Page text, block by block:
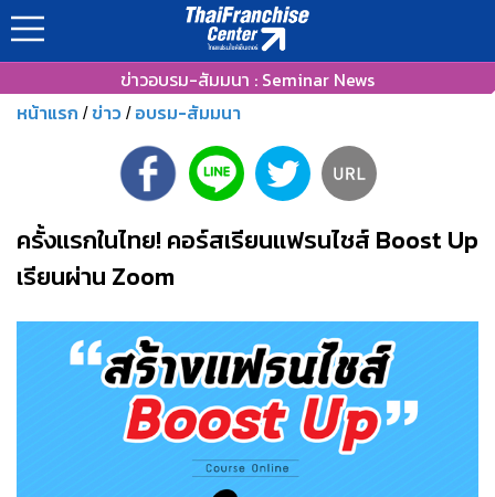
ข่าวอบรม-สัมมนา : Seminar News
หน้าแรก / ข่าว / อบรม-สัมมนา
ครั้งแรกในไทย! คอร์สเรียนแฟรนไชส์ Boost Up
เรียนผ่าน Zoom